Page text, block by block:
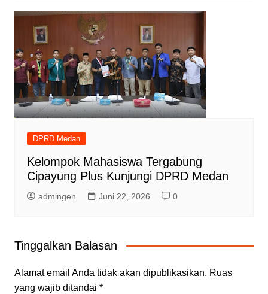
DPRD Medan
Kelompok Mahasiswa Tergabung
Cipayung Plus Kunjungi DPRD Medan
admingen Juni 22, 2026 0
Tinggalkan Balasan
Alamat email Anda tidak akan dipublikasikan. Ruas
yang wajib ditandai *